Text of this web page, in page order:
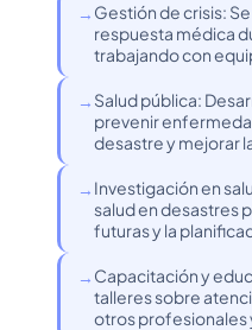
Gestión de crisis:
respuesta médica
trabajando con
Salud pública:
prevenir
desastre y mejorar
Investigación en
salud en desastres
futuras y la
Capacitación y
talleres sobre
otros profesionales